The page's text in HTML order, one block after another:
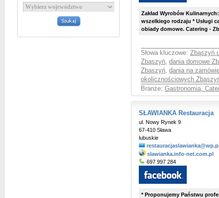
Zakład Wyrobów
wszelkiego rodzaju * Usługi
obiady domowe. Catering -
Słowa kluczowe: Zbąszyń
Zbąszyń, dania domowe
Zbąszyń, dania na
okolicznościowych
Branże: Gastronomia,
SŁAWIANKA Restauracja
ul. Nowy Rynek 9
67-410 Sława
lubuskie
slawianka.info-net.com.pl
697 997 284
* Proponujemy Państwu